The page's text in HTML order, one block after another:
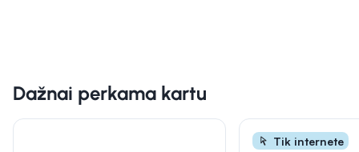
Dažnai perkama kartu
Tik internete